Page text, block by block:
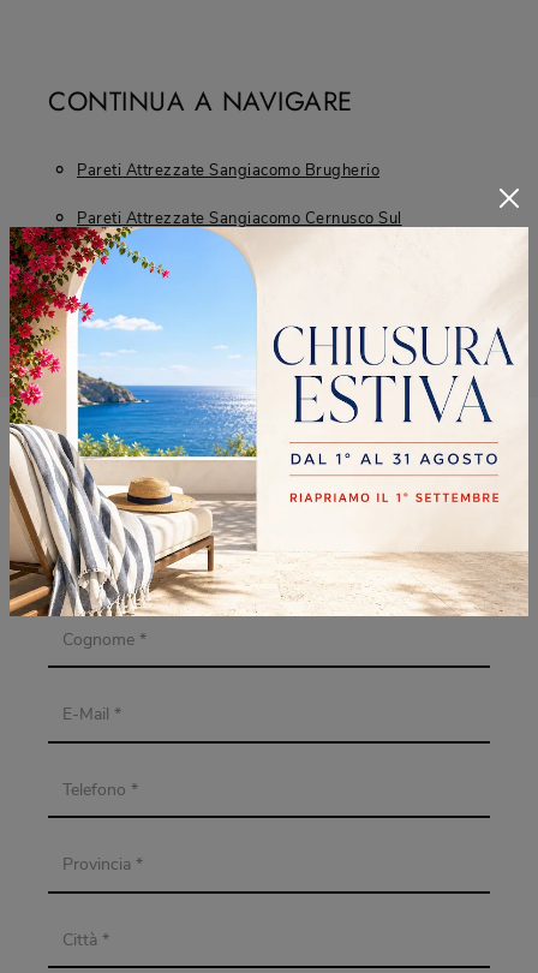
CONTINUA A NAVIGARE
Pareti Attrezzate Sangiacomo Brugherio
Pareti Attrezzate Sangiacomo Cernusco Sul
Naviglio
Pareti Attrezzate Sangiacomo Cologno Monzese
Pareti Attrezzate Sangiacomo Sesto San Giovanni
RICHIEDI MAGGIORI
INFORMAZIONI